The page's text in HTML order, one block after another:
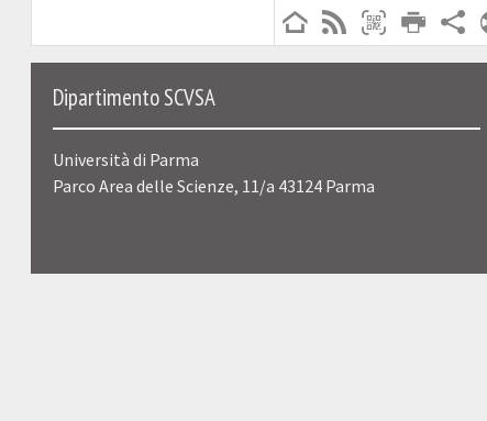
Dipartimento SCVSA
Università di Parma
Parco Area delle Scienze, 11/a 43124 Parma